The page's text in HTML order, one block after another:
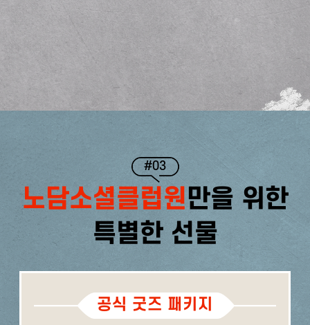
#03
노담소셜클럽원만을 위한
특별한 선물
공식 굿즈 패키지